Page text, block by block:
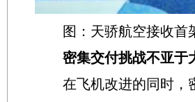
图：天骄航空接收首
密集交付挑战不亚于
在飞机改进的同时，